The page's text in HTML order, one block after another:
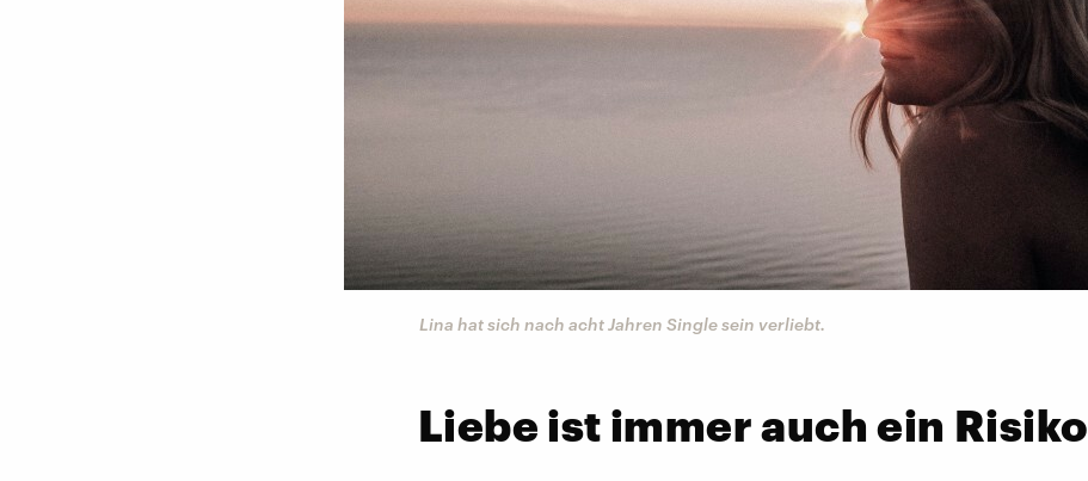
Lina hat sich nach acht Jahren Single sein verliebt.
Liebe ist immer auch ein Risiko